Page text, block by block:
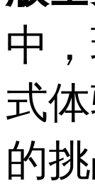
中
式
的